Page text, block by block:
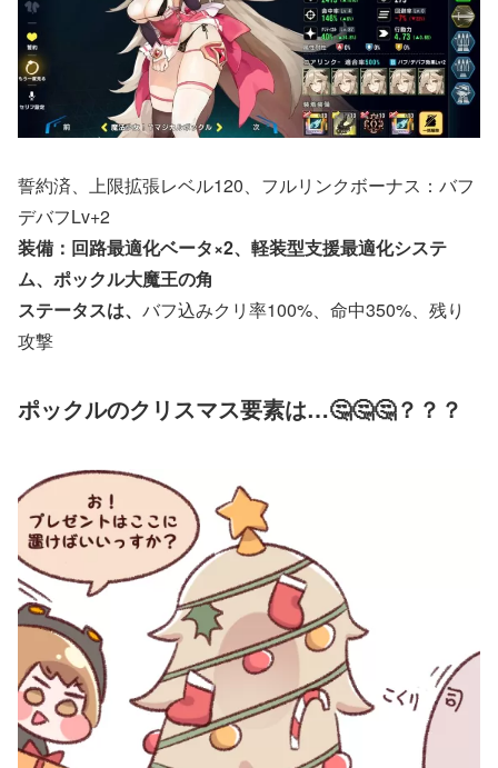
誓約済、上限拡張レベル120、フルリンクボーナス：バフ
デバフLv+2
装備：回路最適化ベータ×2、軽装型支援最適化システ
ム、ポックル大魔王の角
ステータスは、 バフ込みクリ率100%、命中350%、残り
攻撃
ポックルのクリスマス要素は…🤔🤔🤔？？？